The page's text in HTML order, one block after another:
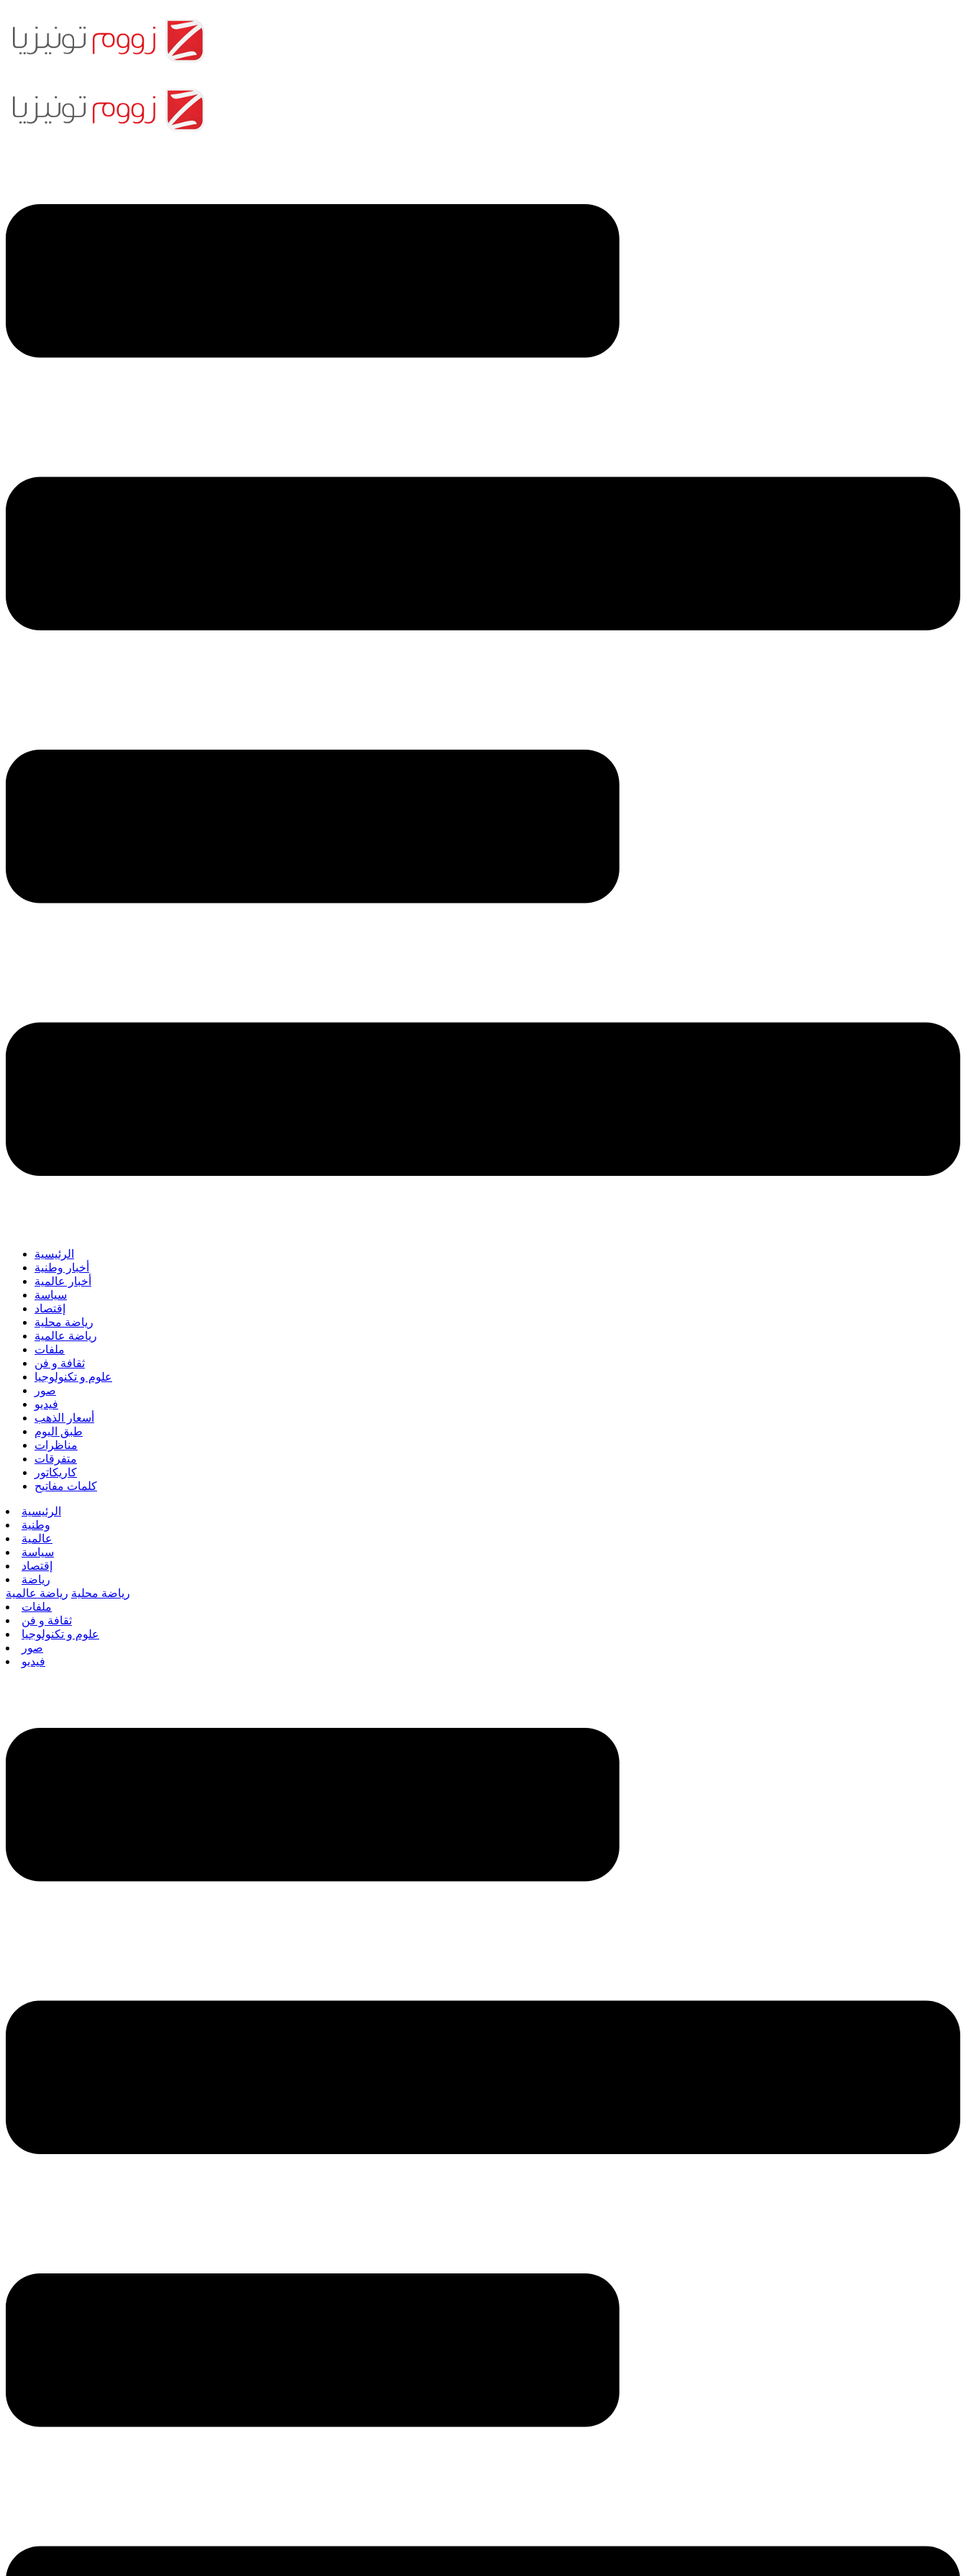
الرئيسية
أخبار وطنية
أخبار عالمية
سياسة
إقتصاد
رياضة محلية
رياضة عالمية
ملفات
ثقافة و فن
علوم و تكنولوجيا
صور
فيديو
أسعار الذهب
طبق اليوم
مناظرات
متفرقات
كاريكاتور
كلمات مفاتيح
الرئيسية
وطنية
عالمية
سياسة
إقتصاد
رياضة
رياضة محلية رياضة عالمية
ملفات
ثقافة و فن
علوم و تكنولوجيا
صور
فيديو